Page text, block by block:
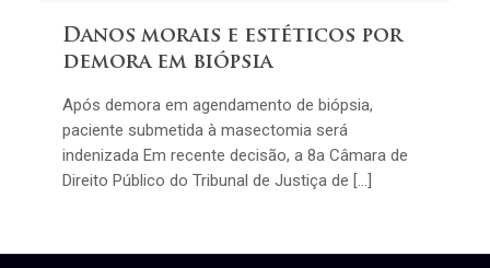
Danos morais e estéticos por
demora em biópsia
Após demora em agendamento de biópsia,
paciente submetida à masectomia será
indenizada Em recente decisão, a 8a Câmara de
Direito Público do Tribunal de Justiça de […]